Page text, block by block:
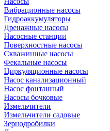
Вибрационные насосы
Гидроаккумуляторы
Дренажные насосы
Насосные станции
Поверхностные насосы
Скважинные насосы
Фекальные насосы
Циркуляционные насосы
Насос канализационный
Насос фонтанный
Насосы бочковые
Измельчители
Измельчители садовые
Зернодробилки